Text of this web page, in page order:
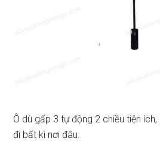
Ô dù gấp 3 tự động 2 chiều tiện
đi bất kì nơi đâu.